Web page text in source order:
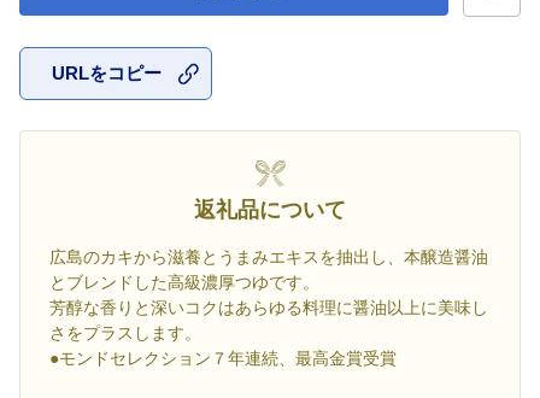
URLをコピー
返礼品について
広島のカキから滋養とうまみエキスを抽出し、本醸造醤油
とブレンドした高級濃厚つゆです。
芳醇な香りと深いコクはあらゆる料理に醤油以上に美味し
さをプラスします。
●モンドセレクション７年連続、最高金賞受賞